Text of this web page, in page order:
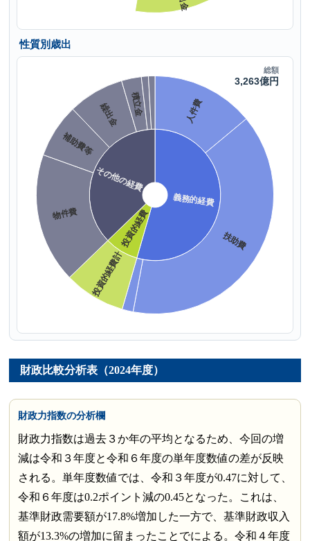
性質別歳出
財政比較分析表（2024年度）
財政力指数の分析欄
財政力指数は過去３か年の平均となるため、今回の増
減は令和３年度と令和６年度の単年度数値の差が反映
される。単年度数値では、令和３年度が0.47に対して、
令和６年度は0.2ポイント減の0.45となった。これは、
基準財政需要額が17.8%増加した一方で、基準財政収入
額が13.3%の増加に留まったことでによる。令和４年度